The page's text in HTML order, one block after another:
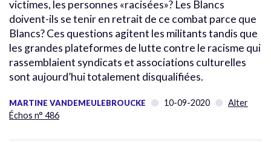
victimes, les personnes «racisées»? Les Blancs
doivent-ils se tenir en retrait de ce combat parce que
Blancs? Ces questions agitent les militants tandis que
les grandes plateformes de lutte contre le racisme qui
rassemblaient syndicats et associations culturelles
sont aujourd’hui totalement disqualifiées.
MARTINE VANDEMEULEBROUCKE 10-09-2020
Alter
Échos n° 486